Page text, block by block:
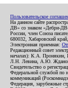
Пользовательское
На данном сайте
ДВ» со знаком «Дебри-
России, член Союза
680032, Хабаровский
Электронная приемная:
Редакционный совет
началах): К.А.
Л.Н. Левина, А.Ю.
Свидетельство о
Федеральной службой по
коммуникаций
Федерация, зарубежные